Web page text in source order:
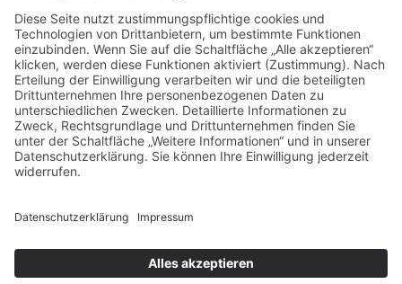
Randstr. 28
47804 Krefeld
+49 176 58266120
+49 176 58266120
+48 609 953 066
info@kotarek.com
Verpackungsregister LUCID: DE2926643562464